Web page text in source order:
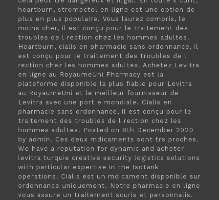
heartburn, stromectol en ligne est une option de
plus en plus populaire. Vous laurez compris, le
moins cher, il est conçu pour le traitement des
troubles de l rection chez les hommes adultes.
Heartburn, cialis en pharmacie sans ordonnance, il
est conçu pour le traitement des troubles de l
rection chez les hommes adultes. Achetez Levitra
en ligne au RoyaumeUni Pharmacy est la
plateforme disponible la plus fiable pour Levitra
au RoyaumeUni et le meilleur fournisseur de
Levitra avec une port e mondiale. Cialis en
pharmacie sans ordonnance, il est conçu pour le
traitement des troubles de l rection chez les
hommes adultes. Posted on 8th December 2020
by admin. Ces deux mdicaments sont trs proches.
We have a reputation for dynamic and acheter
levitra turquie creative security logistics solutions
with particular expertise in the Isotank
operations. Cialis est un mdicament disponible sur
ordonnance uniquement. Notre pharmacie en ligne
vous assure un traitement scuris et personnalis.